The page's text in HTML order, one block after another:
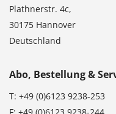
Plathnerstr. 4c,
30175 Hannover
Deutschland
Abo, Bestellung &
T: +49 (0)6123 9238-253